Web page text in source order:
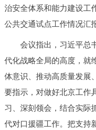
便民服务
中介服务
12345网上接诉即办
治安全体系和能力建设工
公共交通试点工作情况汇
会议指出，习近平总书
代化战略全局的高度，就
体意识、推动高质量发展
要指示，对做好北京工作
习、深刻领会，结合实际
代对口援疆工作。把支持